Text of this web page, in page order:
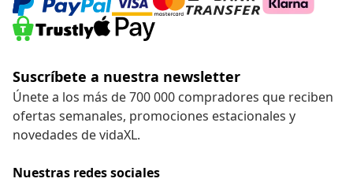
Suscríbete a nuestra newsletter
Únete a los más de 700 000 compradores que reciben
ofertas semanales, promociones estacionales y
novedades de vidaXL.
Nuestras redes sociales